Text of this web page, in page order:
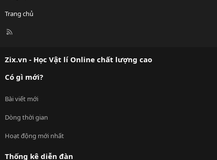
Trang chủ
R
Zix.vn - Học Vật lí Online chất lượng cao
Có gì mới?
Bài viết mới
Dòng thời gian
Hoạt động mới nhất
Thống kê diễn đàn